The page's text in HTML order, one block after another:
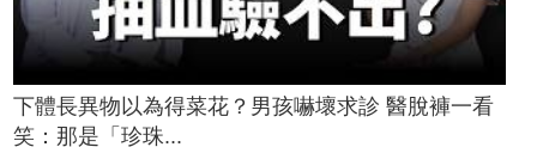
下體長異物以為得菜花？男孩嚇壞求診 醫脫褲一看
笑：那是「珍珠...